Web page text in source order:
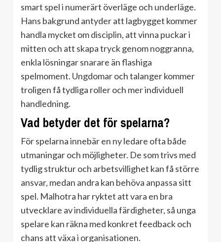
smart spel i numerärt överläge och underläge.
Hans bakgrund antyder att lagbygget kommer
handla mycket om disciplin, att vinna puckar i
mitten och att skapa tryck genom noggranna,
enkla lösningar snarare än flashiga
spelmoment. Ungdomar och talanger kommer
troligen få tydliga roller och mer individuell
handledning.
Vad betyder det för spelarna?
För spelarna innebär en ny ledare ofta både
utmaningar och möjligheter. De som trivs med
tydlig struktur och arbetsvillighet kan få större
ansvar, medan andra kan behöva anpassa sitt
spel. Malhotra har ryktet att vara en bra
utvecklare av individuella färdigheter, så unga
spelare kan räkna med konkret feedback och
chans att växa i organisationen.